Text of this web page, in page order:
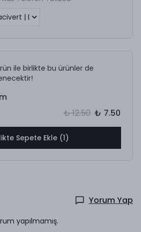
ile birlikte bu ürünler de
₺ 12.50 ₺ 7.50
Sepete Ekle (1)
Yorum Yap
yapılmamış.